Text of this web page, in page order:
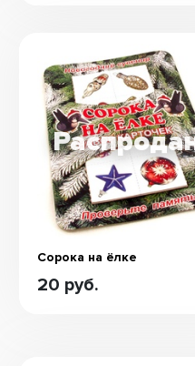
Сорока на ёлке
20 руб.